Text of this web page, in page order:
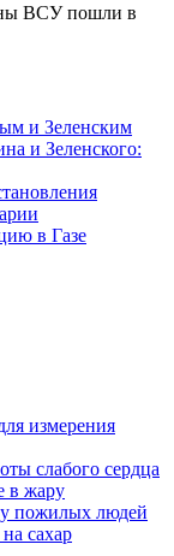
ВСУ пошли в
и Зеленским
и Зеленского:
в Газе
измерения
слабого сердца
в жару
пожилых людей
сахар